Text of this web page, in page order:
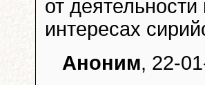
от
интересах
Аноним, 22-